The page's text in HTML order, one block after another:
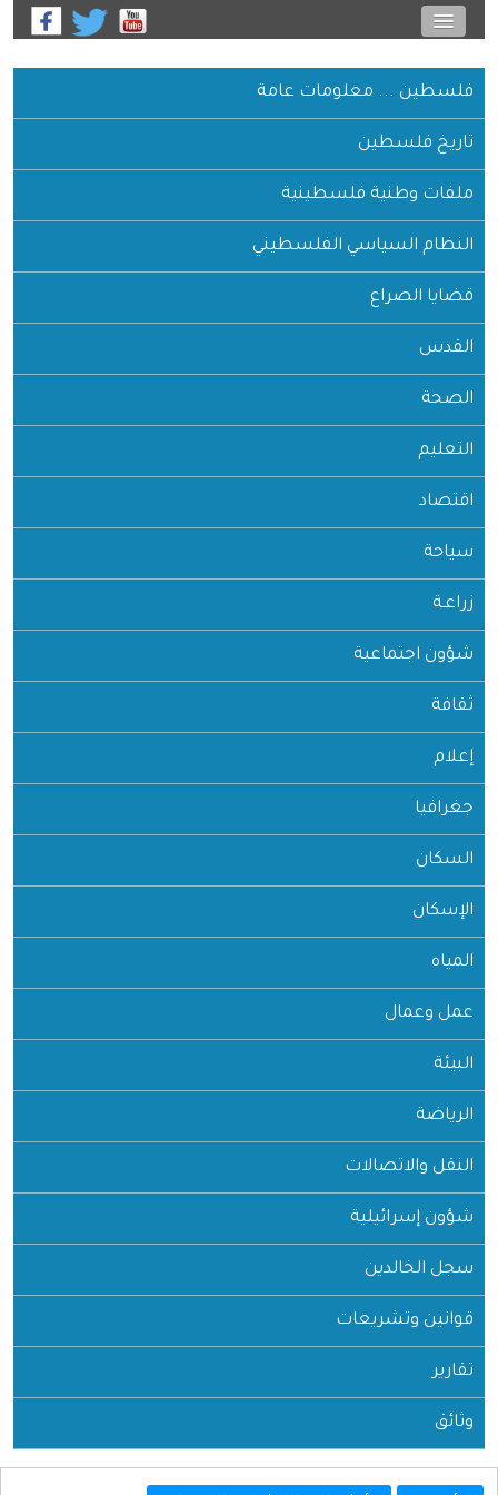
فلسطين ... معلومات عامة
تاريخ فلسطين
ملفات وطنية فلسطينية
النظام السياسي الفلسطيني
قضايا الصراع
القدس
الصحة
التعليم
اقتصاد
سياحة
زراعـة
شؤون اجتماعية
ثقافة
إعلام
جغرافيا
السكان
الإسكان
المياه
عمل وعمال
البيئة
الرياضة
النقل والاتصالات
شؤون إسرائيلية
سجل الخالدين
قوانين وتشريعات
تقارير
وثائق